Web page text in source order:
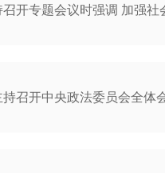
召开专题会议时强调 加强
持召开中央政法委员会全体